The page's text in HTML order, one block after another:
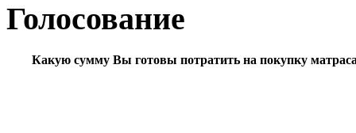
Голосование
Какую сумму Вы готовы потратить на покупку